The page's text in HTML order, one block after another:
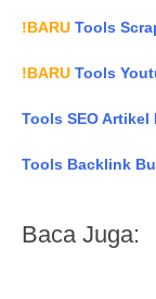
!BARU Tools
!BARU Tools
Tools SEO Artikel
Tools Backlink
Baca Juga: